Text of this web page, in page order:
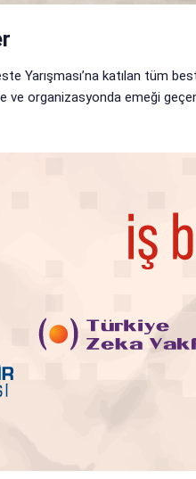
Yarışması’na katılan tüm
ve organizasyonda emeği